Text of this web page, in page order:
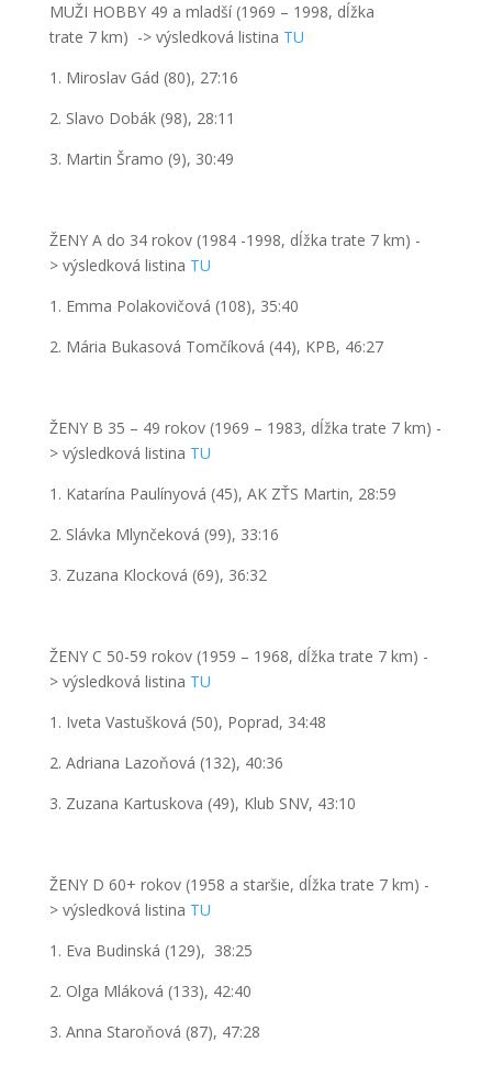
MUŽI HOBBY 49 a mladší (1969 – 1998, dĺžka
trate 7 km) -> výsledková listina TU
1. Miroslav Gád (80), 27:16
2. Slavo Dobák (98), 28:11
3. Martin Šramo (9), 30:49
ŽENY A do 34 rokov(1984 -1998, dĺžka trate 7 km) -
> výsledková listina TU
1. Emma Polakovičová (108), 35:40
2. Mária Bukasová Tomčíková (44), KPB, 46:27
ŽENY B 35 – 49 rokov(1969 – 1983, dĺžka trate 7 km) -
> výsledková listina TU
1. Katarína Paulínyová (45), AK ZŤS Martin, 28:59
2. Slávka Mlynčeková (99), 33:16
3. Zuzana Klocková (69), 36:32
ŽENY C 50-59 rokov(1959 – 1968, dĺžka trate 7 km) -
> výsledková listina TU
1. Iveta Vastušková (50), Poprad, 34:48
2. Adriana Lazoňová (132), 40:36
3. Zuzana Kartuskova (49), Klub SNV, 43:10
ŽENY D 60+ rokov(1958 a staršie, dĺžka trate 7 km) -
> výsledková listina TU
1. Eva Budinská (129), 38:25
2. Olga Mláková (133), 42:40
3. Anna Staroňová (87), 47:28